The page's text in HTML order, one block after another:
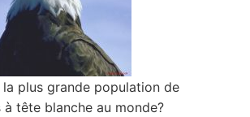
la plus grande population de
à tête blanche au monde?